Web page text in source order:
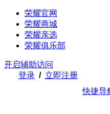
荣耀官网
荣耀商城
荣耀亲选
荣耀俱乐部
开启辅助访问
登录 / 立即注册
快捷导